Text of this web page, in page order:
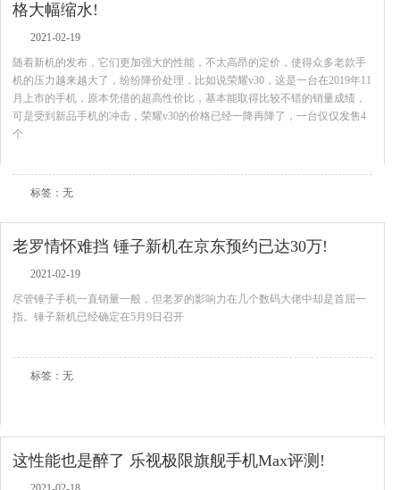
格大幅缩水!
2021-02-19
随着新机的发布，它们更加强大的性能，不太高昂的定价，使得众多老款手
机的压力越来越大了，纷纷降价处理，比如说荣耀v30，这是一台在2019年11
月上市的手机，原本凭借的超高性价比，基本能取得比较不错的销量成绩，
可是受到新品手机的冲击，荣耀v30的价格已经一降再降了，一台仅仅发售4
个
标签：无
老罗情怀难挡 锤子新机在京东预约已达30万!
2021-02-19
尽管锤子手机一直销量一般，但老罗的影响力在几个数码大佬中却是首屈一
指。锤子新机已经确定在5月9日召开
标签：无
这性能也是醉了 乐视极限旗舰手机Max评测!